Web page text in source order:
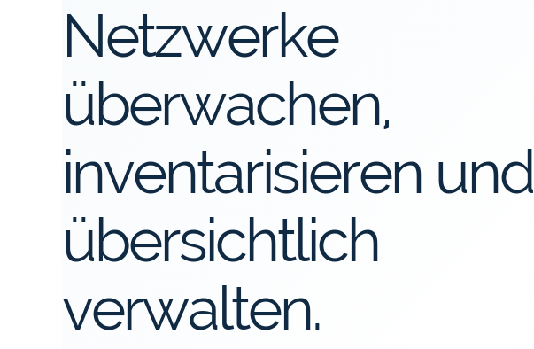
Netzwerke
überwachen,
inventarisieren und
übersichtlich
verwalten.